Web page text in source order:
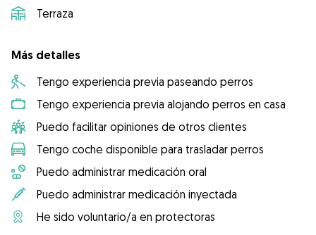
Terraza
Más detalles
Tengo experiencia previa paseando perros
Tengo experiencia previa alojando perros en casa
Puedo facilitar opiniones de otros clientes
Tengo coche disponible para trasladar perros
Puedo administrar medicación oral
Puedo administrar medicación inyectada
He sido voluntario/a en protectoras